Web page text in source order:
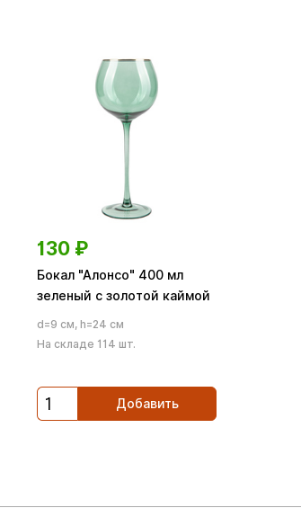
130 ₽
Бокал "Алонсо" 400 мл
зеленый с золотой каймой
d=9 см, h=24 см
На складе 114 шт.
Добавить